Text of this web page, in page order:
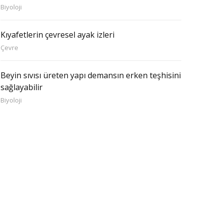
Biyoloji
Kıyafetlerin çevresel ayak izleri
Çevre
Beyin sıvısı üreten yapı demansın erken teşhisini
sağlayabilir
Biyoloji